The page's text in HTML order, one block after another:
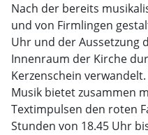
Nach der bereits
und von Firmlingen
Uhr und der Aussetzung
Innenraum der Kirche
Kerzenschein
Musik bietet zusammen
Textimpulsen den roten
Stunden von 18.45 Uhr